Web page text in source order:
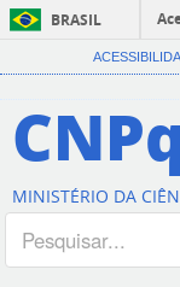
BRASIL
CNPq
MINISTÉRIO DA